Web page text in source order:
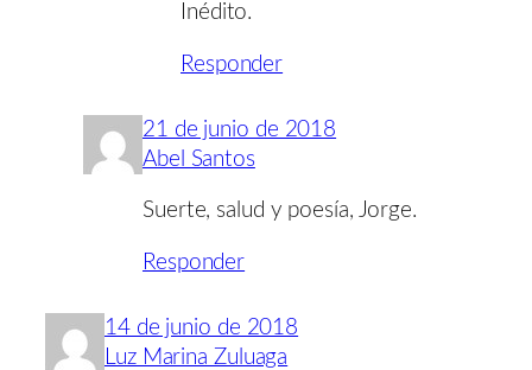
Inédito.
Responder
21 de junio de 2018
Abel Santos
Suerte, salud y poesía, Jorge.
Responder
14 de junio de 2018
Luz Marina Zuluaga